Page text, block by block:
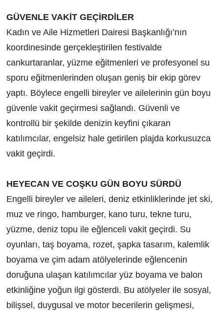
GÜVENLE VAKİT GEÇİRDİLER
Kadın ve Aile Hizmetleri Dairesi Başkanlığı’nın
koordinesinde gerçekleştirilen festivalde
cankurtaranlar, yüzme eğitmenleri ve profesyonel su
sporu eğitmenlerinden oluşan geniş bir ekip görev
yaptı. Böylece engelli bireyler ve ailelerinin gün boyu
güvenle vakit geçirmesi sağlandı. Güvenli ve
kontrollü bir şekilde denizin keyfini çıkaran
katılımcılar, engelsiz hale getirilen plajda korkusuzca
vakit geçirdi.
HEYECAN VE COŞKU GÜN BOYU SÜRDÜ
Engelli bireyler ve aileleri, deniz etkinliklerinde jet ski,
muz ve ringo, hamburger, kano turu, tekne turu,
yüzme, deniz topu ile eğlenceli vakit geçirdi. Su
oyunları, taş boyama, rozet, şapka tasarım, kalemlik
boyama ve çim adam atölyelerinde eğlencenin
doruğuna ulaşan katılımcılar yüz boyama ve balon
etkinliğine yoğun ilgi gösterdi. Bu atölyeler ile sosyal,
bilişsel, duygusal ve motor becerilerin gelişmesi,